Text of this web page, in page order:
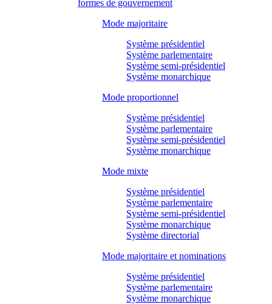
formes de gouvernement
Mode majoritaire
Système présidentiel
Système parlementaire
Système semi-présidentiel
Système monarchique
Mode proportionnel
Système présidentiel
Système parlementaire
Système semi-présidentiel
Système monarchique
Mode mixte
Système présidentiel
Système parlementaire
Système semi-présidentiel
Système monarchique
Système directorial
Mode majoritaire et nominations
Système présidentiel
Système parlementaire
Système monarchique